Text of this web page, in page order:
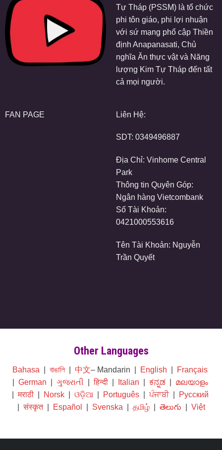
Tự Tháp (PSSM) là tổ chức
phi tôn giáo, phi lợi nhuận
với sứ mạng phổ cập Thiền
định Anapanasati, Chủ
nghĩa Ăn thực vật và Năng
lượng Kim Tự Tháp đến tất
cả mọi người.
FAN PAGE Liên Hệ:
SDT: 0349496887
Địa Chỉ: Vinhome Central
Park
Thông tin Quyên Góp:
Ngân hàng Vietcombank
Số Tài Khoản:
0421000553616
Tên Tài Khoản: Nguyễn
Trần Quyết
Other Languages
Bahasa বাঙালি 中文– Mandarin | English
Français
German ગુજરાતી |हिन्दी| Italian ಕನ್ನಡ| മലയാളം
|मराठी| Norsk| ଓଡ଼ିଆ| Português| ਪੰਜਾਬੀ|
Русский
|संस्कृत| Español Svenska தமிழ்| తెలుగు Việt